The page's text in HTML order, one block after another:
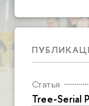
Статья
Tree-Serial